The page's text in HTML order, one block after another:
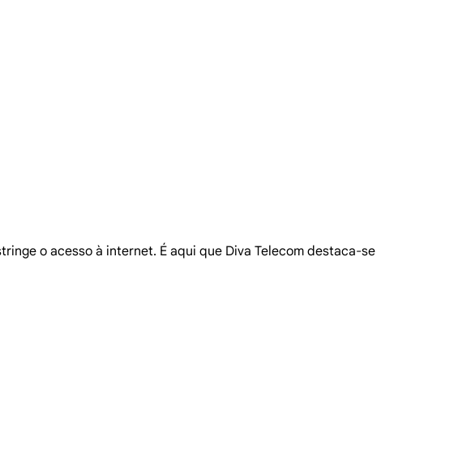
o acesso à internet. É aqui que Diva Telecom destaca-se